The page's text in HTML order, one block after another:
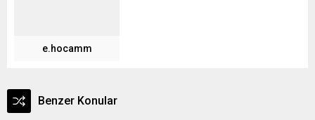
e.hocamm
Benzer Konular